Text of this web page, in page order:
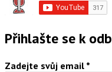
Přihlašte se k
Zadejte svůj email *